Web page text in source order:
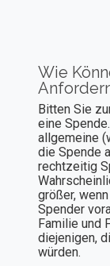
Wie
Bitten Sie
eine
allgemeine
die Spende
rechtzeitig
größer,
Spender
Familie und
diejenigen,
würden.